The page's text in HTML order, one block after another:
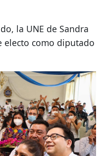
la UNE de Sandra
electo como diputado